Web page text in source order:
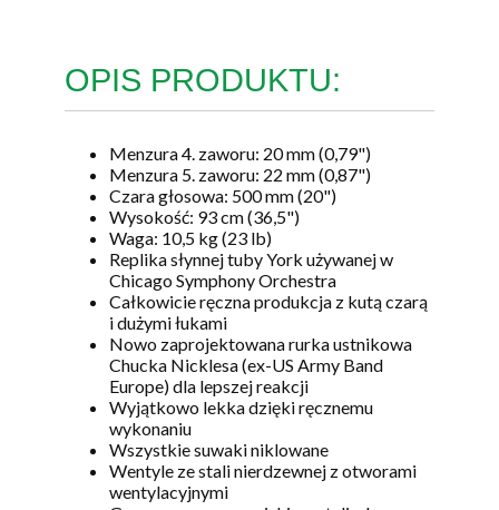
OPIS PRODUKTU:
Menzura 4. zaworu: 20 mm (0,79")
Menzura 5. zaworu: 22 mm (0,87")
Czara głosowa: 500 mm (20")
Wysokość: 93 cm (36,5")
Waga: 10,5 kg (23 lb)
Replika słynnej tuby York używanej w
Chicago Symphony Orchestra
Całkowicie ręczna produkcja z kutą czarą
i dużymi łukami
Nowo zaprojektowana rurka ustnikowa
Chucka Nicklesa (ex-US Army Band
Europe) dla lepszej reakcji
Wyjątkowo lekka dzięki ręcznemu
wykonaniu
Wszystkie suwaki niklowane
Wentyle ze stali nierdzewnej z otworami
wentylacyjnymi